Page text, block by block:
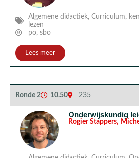
Algemene didactiek, Curriculum,
lezen
po, sbo
Lees meer
Ronde 2 10.50 235
Onderwijskundig
Rogier Stappers,